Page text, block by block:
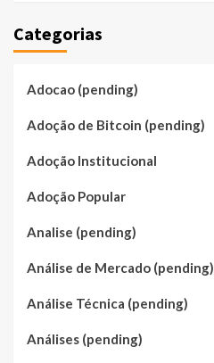
Categorias
Adocao (pending)
Adoção de Bitcoin (pending)
Adoção Institucional
Adoção Popular
Analise (pending)
Análise de Mercado (pending)
Análise Técnica (pending)
Análises (pending)